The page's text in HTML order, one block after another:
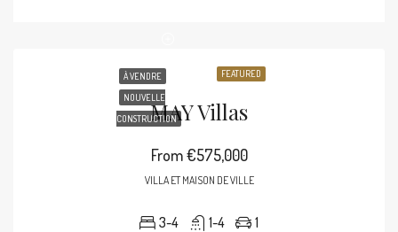
FEATURED
À VENDRE
NOUVELLE
CONSTRUCTIONMAY Villas
From€575,000
VILLA ET MAISON DE VILLE
3-4 1-4 1